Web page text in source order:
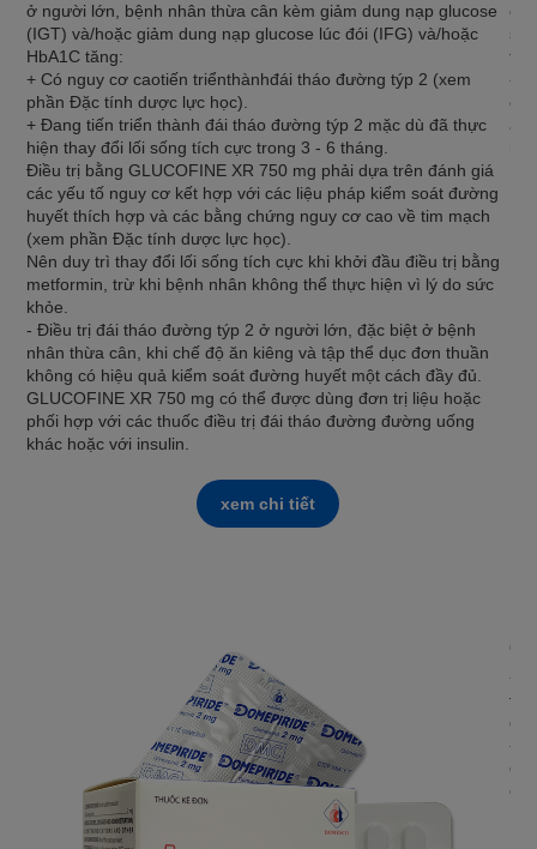
ở người lớn, bệnh nhân thừa cân kèm giảm dung nạp glucose
(IGT) và/hoặc giảm dung nạp glucose lúc đói (IFG) và/hoặc
HbA1C tăng:
+ Có nguy cơ caotiến triểnthànhđái tháo đường týp 2 (xem
phần Đặc tính dược lực học).
+ Đang tiến triển thành đái tháo đường týp 2 mặc dù đã thực
hiện thay đổi lối sống tích cực trong 3 - 6 tháng.
Điều trị bằng GLUCOFINE XR 750 mg phải dựa trên đánh giá
các yếu tố nguy cơ kết hợp với các liệu pháp kiểm soát đường
huyết thích hợp và các bằng chứng nguy cơ cao về tim mạch
(xem phần Đặc tính dược lực học).
Nên duy trì thay đổi lối sống tích cực khi khởi đầu điều trị bằng
metformin, trừ khi bệnh nhân không thể thực hiện vì lý do sức
khỏe.
- Điều trị đái tháo đường týp 2 ở người lớn, đặc biệt ở bệnh
nhân thừa cân, khi chế độ ăn kiêng và tập thể dục đơn thuần
không có hiệu quả kiểm soát đường huyết một cách đầy đủ.
GLUCOFINE XR 750 mg có thể được dùng đơn trị liệu hoặc
phối hợp với các thuốc điều trị đái tháo đường đường uống
khác hoặc với insulin.
xem chi tiết
-
ăn
-
độ
-
độ
có